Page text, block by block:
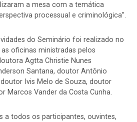
a mesa com a temática
processual e criminológica”.
do Seminário foi realizado no
oficinas ministradas pelos
Agtta Christie Nunes
Santana, doutor Antônio
Ivis Melo de Souza, doutor
Marcos Vander da Costa Cunha.
a todos os participantes, ouvintes,